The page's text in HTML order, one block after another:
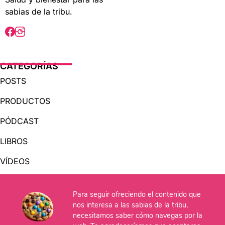
sabias de la tribu.
CATEGORÍAS
POSTS
PRODUCTOS
PÓDCAST
LIBROS
VÍDEOS
OTRAS PÁGINAS
Para seguir ofreciendo el contenido que
nos interesa a las sabias de la tribu,
necesitamos saber cómo navegas por la